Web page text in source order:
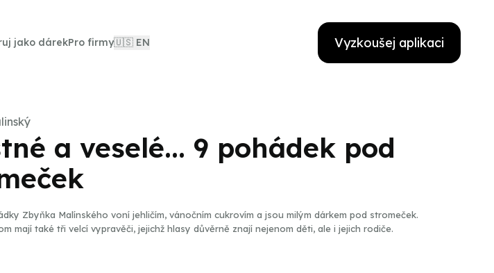
jako dárekPro firmy🇺🇸 EN Vyzkoušej aplikaci
a veselé... 9 pohádek pod
Zbyňka Malínského voní jehličím, vánočním cukrovím a jsou milým dárkem pod stromeček.
mají také tři velcí vypravěči, jejichž hlasy důvěrně znají nejenom děti, ale i jejich rodiče.